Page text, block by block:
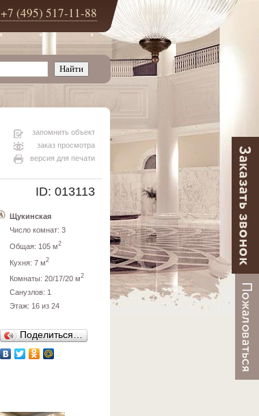
+7 (495) 517-11-88
запомнить объект
заказ просмотра
версия для печати
ID: 013113
Щукинская
Число комнат: 3
Общая: 105 м2
Кухня: 7 м2
Комнаты: 20/17/20 м2
Санузлов: 1
Этаж: 16 из 24
Поделиться…